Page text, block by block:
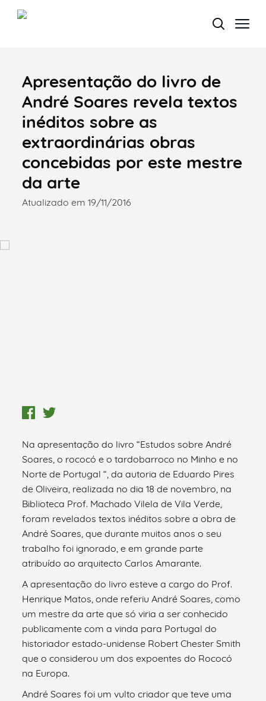
Termo de Pesquisa
Categorias gerais
Apresentação do livro de
André Soares revela textos
inéditos sobre as
extraordinárias obras
concebidas por este mestre
da arte
Atualizado em 19/11/2016
Na apresentação do livro “Estudos sobre André
Soares, o rococó e o tardobarroco no Minho e no
Norte de Portugal “, da autoria de Eduardo Pires
de Oliveira, realizada no dia 18 de novembro, na
Biblioteca Prof. Machado Vilela de Vila Verde,
foram revelados textos inéditos sobre a obra de
André Soares, que durante muitos anos o seu
trabalho foi ignorado, e em grande parte
atribuído ao arquitecto Carlos Amarante.
A apresentação do livro esteve a cargo do Prof.
Henrique Matos, onde referiu André Soares, como
um mestre da arte que só viria a ser conhecido
publicamente com a vinda para Portugal do
historiador estado-unidense Robert Chester Smith
que o considerou um dos expoentes do Rococó
na Europa.
André Soares foi um vulto criador que teve uma